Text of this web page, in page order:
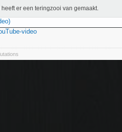
heeft er een teringzooi van gemaakt.
video